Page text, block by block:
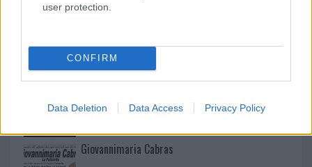
user protection.
CONFIRM
Data Deletion Data Access Privacy Policy
Giovannimaria Cabras